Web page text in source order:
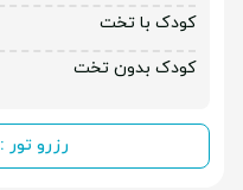
کودک با تخت
کودک بدون تخت
رزرو تور :